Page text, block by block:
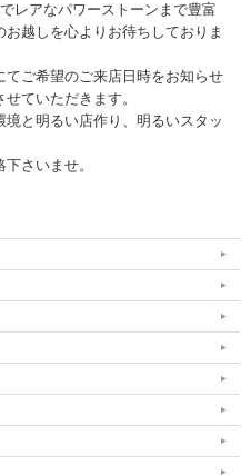
レアなパワーストーンまで豊富
越しを心よりお待ちしておりま
ご希望のご来店日時をお知らせ
ていただきます。
と明るい店作り、明るいスタッ
さいませ。